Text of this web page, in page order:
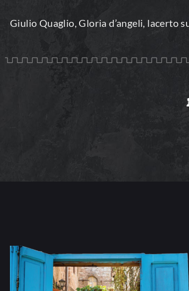
Giulio Quaglio, Gloria d’angeli, lacerto